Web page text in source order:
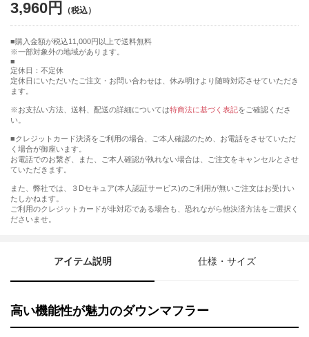
3,960円
購入金額が税込11,000円以上で送料無料
※一部対象外の地域があります。
定休日：不定休
定休日にいただいたご注文・お問い合わせは、休み明けより随時対応させていただき
ます。
※お支払い方法、送料、配送の詳細については特商法に基づく表記をご確認くださ
い。
■クレジットカード決済をご利用の場合、ご本人確認のため、お電話をさせていただ
く場合が御座います。
お電話でのお繋ぎ、また、ご本人確認が執れない場合は、ご注文をキャンセルとさせ
ていただきます。
また、弊社では、３Dセキュア(本人認証サービス)のご利用が無いご注文はお受けい
たしかねます。
ご利用のクレジットカードが非対応である場合も、恐れながら他決済方法をご選択く
ださいませ。
アイテム説明 仕様・サイズ
高い機能性が魅力のダウンマフラー